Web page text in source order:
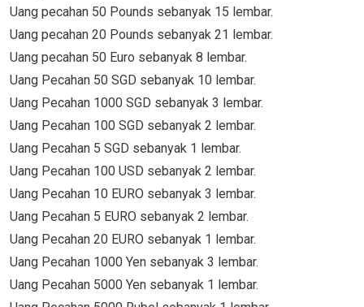
Uang pecahan 50 Pounds sebanyak 15 lembar.
Uang pecahan 20 Pounds sebanyak 21 lembar.
Uang pecahan 50 Euro sebanyak 8 lembar.
Uang Pecahan 50 SGD sebanyak 10 lembar.
Uang Pecahan 1000 SGD sebanyak 3 lembar.
Uang Pecahan 100 SGD sebanyak 2 lembar.
Uang Pecahan 5 SGD sebanyak 1 lembar.
Uang Pecahan 100 USD sebanyak 2 lembar.
Uang Pecahan 10 EURO sebanyak 3 lembar.
Uang Pecahan 5 EURO sebanyak 2 lembar.
Uang Pecahan 20 EURO sebanyak 1 lembar.
Uang Pecahan 1000 Yen sebanyak 3 lembar.
Uang Pecahan 5000 Yen sebanyak 1 lembar.